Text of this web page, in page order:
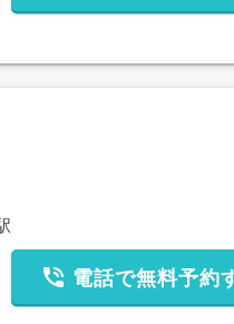
phone_in_talk 電話で無料予約